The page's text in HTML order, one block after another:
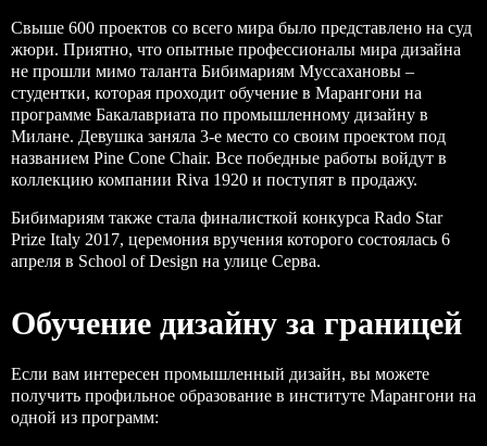
Свыше 600 проектов со всего мира было представлено на суд
жюри. Приятно, что опытные профессионалы мира дизайна
не прошли мимо таланта Бибимариям Муссахановы –
студентки, которая проходит обучение в Марангони на
программе Бакалавриата по промышленному дизайну в
Милане. Девушка заняла 3-е место со своим проектом под
названием Pine Cone Chair. Все победные работы войдут в
коллекцию компании Riva 1920 и поступят в продажу.
Бибимариям также стала финалисткой конкурса Rado Star
Prize Italy 2017, церемония вручения которого состоялась 6
апреля в School of Design на улице Серва.
Обучение дизайну за границей
Если вам интересен промышленный дизайн, вы можете
получить профильное образование в институте Марангони на
одной из программ: